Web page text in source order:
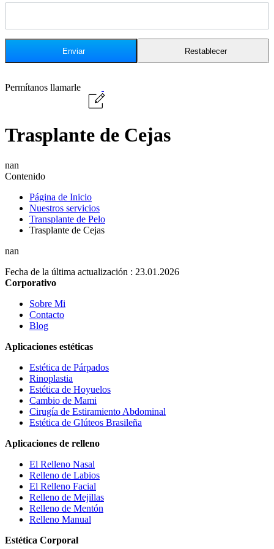
Permítanos llamarle
Trasplante de Cejas
nan
Contenido
Página de Inicio
Nuestros servicios
Transplante de Pelo
Trasplante de Cejas
nan
Fecha de la última actualización : 23.01.2026
Corporativo
Sobre Mi
Contacto
Blog
Aplicaciones estéticas
Estética de Párpados
Rinoplastia
Estética de Hoyuelos
Cambio de Mami
Cirugía de Estiramiento Abdominal
Estética de Glúteos Brasileña
Aplicaciones de relleno
El Relleno Nasal
Relleno de Labios
El Relleno Facial
Relleno de Mejillas
Relleno de Mentón
Relleno Manual
Estética Corporal